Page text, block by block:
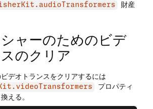
財産
ャーのためのビデ
のクリア
デオトランスをクリアするには
プロパティ
える。